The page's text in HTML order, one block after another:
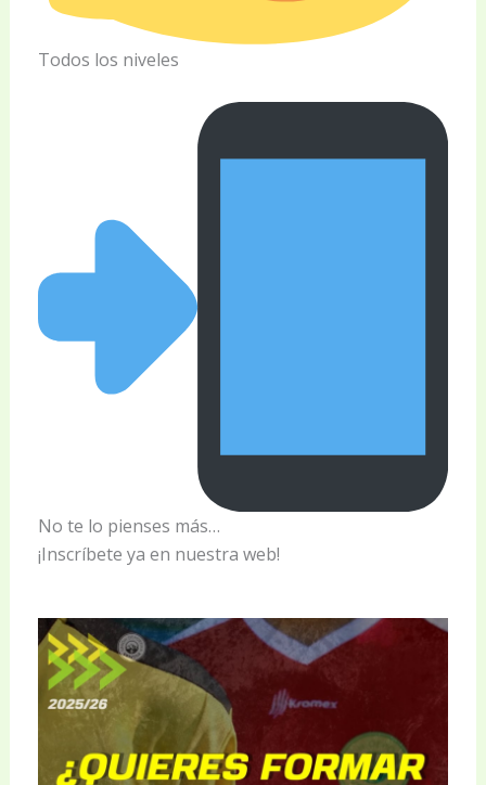
Todos los niveles
No te lo pienses más…
¡Inscríbete ya en nuestra web!